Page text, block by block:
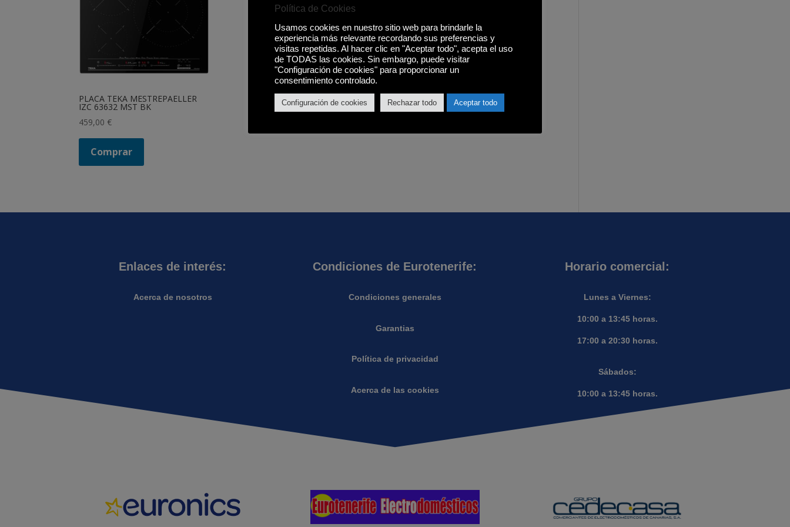
PLACA TEKA MESTREPAELLER
IZC 63632 MST BK
459,00 €
Comprar
Enlaces de interés:
Acerca de nosotros
Condiciones de Eurotenerife:
Condiciones generales
Garantias
Política de privacidad
Acerca de las cookies
Horario comercial:
Lunes a Viernes:
10:00 a 13:45 horas.
17:00 a 20:30 horas.
Sábados:
10:00 a 13:45 horas.
Política de Cookies
Usamos cookies en nuestro sitio web para brindarle la
experiencia más relevante recordando sus preferencias y
visitas repetidas. Al hacer clic en "Aceptar todo", acepta el uso
de TODAS las cookies. Sin embargo, puede visitar
"Configuración de cookies" para proporcionar un
consentimiento controlado.
Configuración de cookies Rechazar todo Aceptar todo